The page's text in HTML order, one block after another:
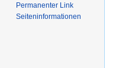
Permanenter Link
Seiten­­informationen